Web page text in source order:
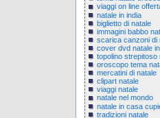
viaggi on line
natale in india
biglietto di natale
immagini babbo
scarica canzoni di
cover dvd natale
topolino strepitoso
oroscopo tema
mercatini di natale
clipart natale
viaggi natale
natale nel mondo
natale in casa
tradizioni natale